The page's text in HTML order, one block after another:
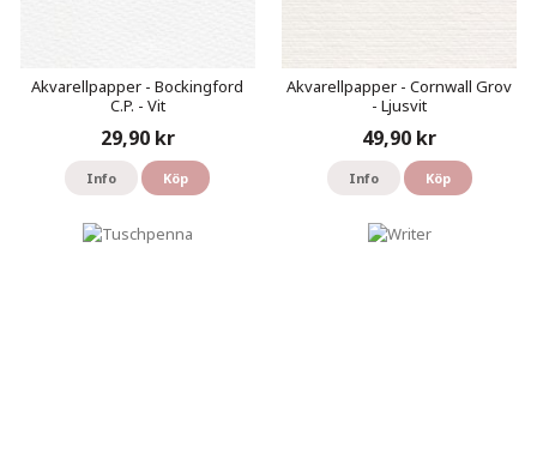
Akvarellpapper - Bockingford
C.P. - Vit
29,90 kr
Info Köp
Akvarellpapper - Cornwall Grov
- Ljusvit
49,90 kr
Info Köp